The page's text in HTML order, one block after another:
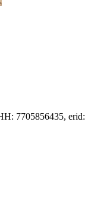
7705856435, erid: